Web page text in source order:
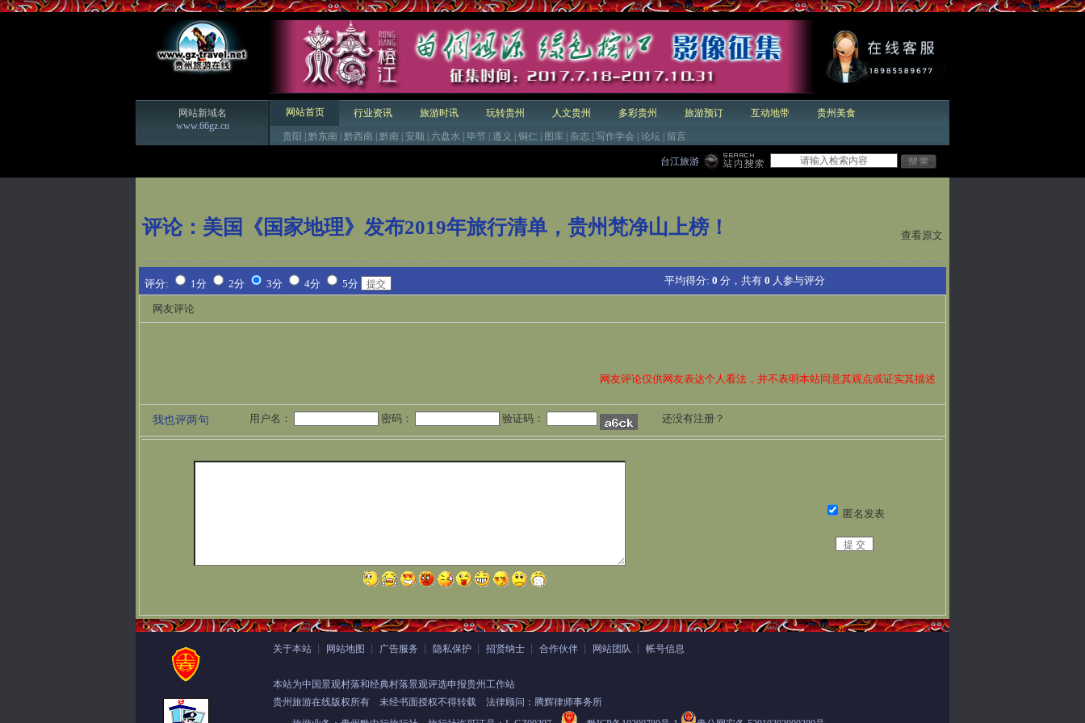
网站新域名
www.66gz.cn
网站首页 行业资讯 旅游时讯 玩转贵州 人文贵州 多彩贵州 旅游预订 互动地带 贵州美食
贵阳 黔东南 黔西南 黔南 安顺 六盘水 毕节 遵义 铜仁 图库 杂志 写作学会 论坛 留言
台江旅游
评论： 美国《国家地理》发布2019年旅行清单，贵州梵净山上榜！ 查看原文
评分: 1分 2分 3分 4分 5分 平均得分: 0 分，共有 0 人参与评分
网友评论
网友评论仅供网友表达个人看法，并不表明本站同意其观点或证实其描述
我也评两句 用户名： 密码： 验证码： 还没有注册？
匿名发表
关于本站 ┊ 网站地图 ┊ 广告服务 ┊ 隐私保护 ┊ 招贤纳士 ┊ 合作伙伴 ┊ 网站团队 ┊ 帐号信息
本站为中国景观村落和经典村落景观评选申报贵州工作站
贵州旅游在线版权所有 未经书面授权不得转载 法律顾问：腾辉律师事务所